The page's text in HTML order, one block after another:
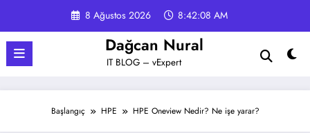
8 Ağustos 2026 8:42:09 AM
Dağcan Nural
IT BLOG – vExpert
Başlangıç HPE HPE Oneview Nedir? Ne işe yarar?